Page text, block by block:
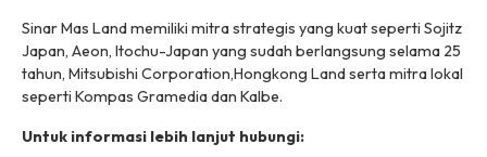
Sinar Mas Land memiliki mitra strategis yang kuat seperti Sojitz
Japan, Aeon, Itochu-Japan yang sudah berlangsung selama 25
tahun, Mitsubishi Corporation,Hongkong Land serta mitra lokal
seperti Kompas Gramedia dan Kalbe.
Untuk informasi lebih lanjut hubungi: